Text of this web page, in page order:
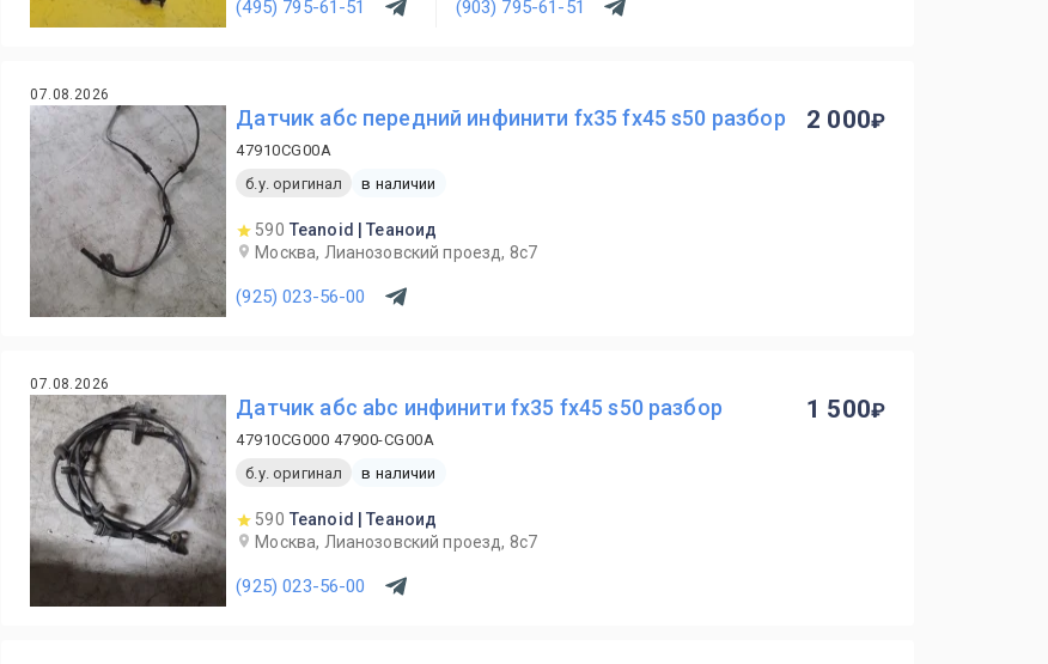
(495) 795-61-51 (903) 795-61-51
07.08.2026
Датчик абс передний инфинити fx35 fx45 s50 разбор
47910CG00A
б.у. оригинал
в наличии
590 Teanoid | Теаноид
Москва, Лианозовский проезд, 8с7
(925) 023-56-00
2 000
07.08.2026
Датчик абс abc инфинити fx35 fx45 s50 разбор
47910CG000 47900-CG00A
б.у. оригинал
в наличии
590 Teanoid | Теаноид
Москва, Лианозовский проезд, 8с7
(925) 023-56-00
1 500